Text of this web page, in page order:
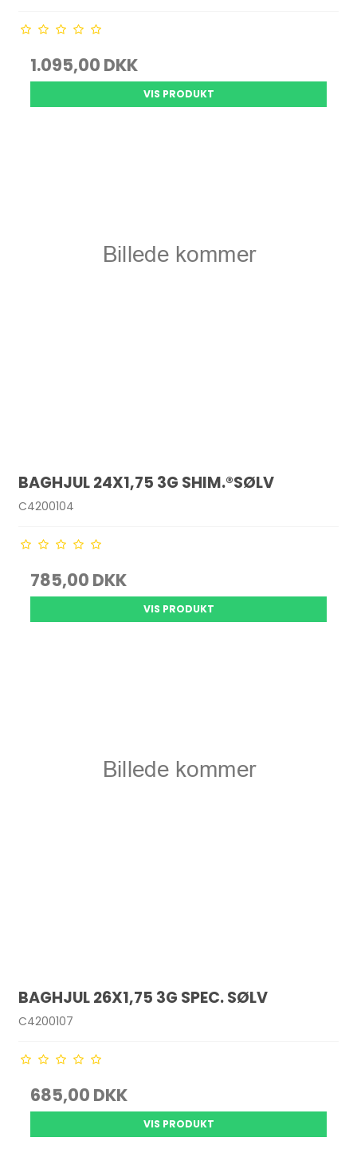
1.095,00 DKK
VIS PRODUKT
BAGHJUL 24X1,75 3G SHIM.®SØLV
C4200104
785,00 DKK
VIS PRODUKT
BAGHJUL 26X1,75 3G SPEC. SØLV
C4200107
685,00 DKK
VIS PRODUKT